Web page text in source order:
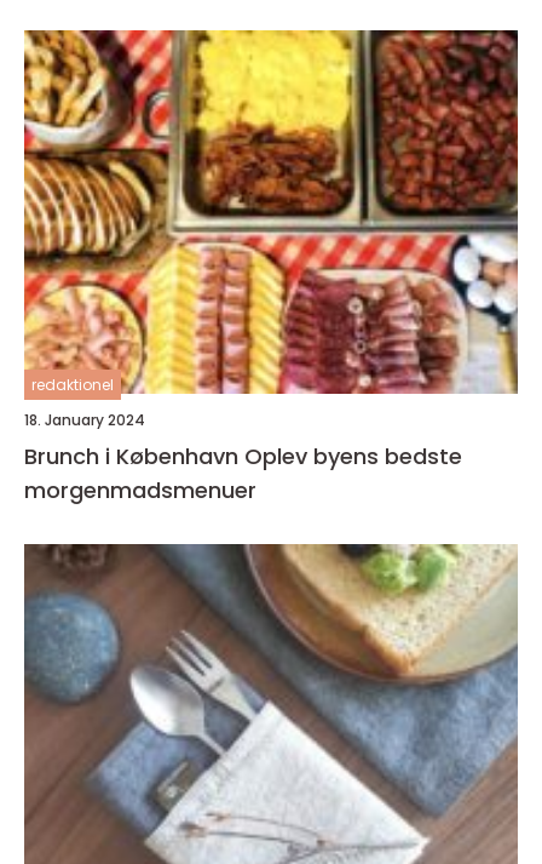
redaktionel
18. January 2024
Brunch i København Oplev byens bedste
morgenmadsmenuer